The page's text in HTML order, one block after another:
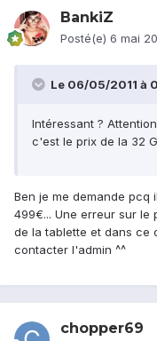
BankiZ
Posté(e) 6 mai
Le 06/05/2011 à
Intéressant ?
c'est le prix de la 32
Ben je me demande pcq
499€... Une erreur sur le
de la tablette et dans ce
contacter l'admin ^^
chopper69